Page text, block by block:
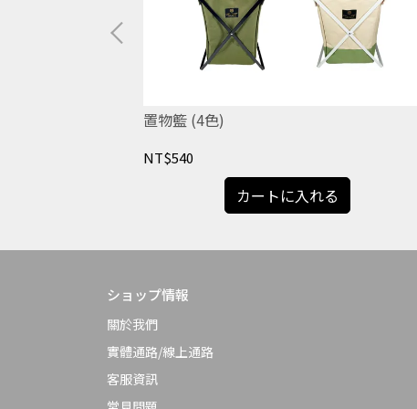
置物籃 (4色)
NT$540
カートに入れる
ショップ情報
關於我們
實體通路/線上通路
客服資訊